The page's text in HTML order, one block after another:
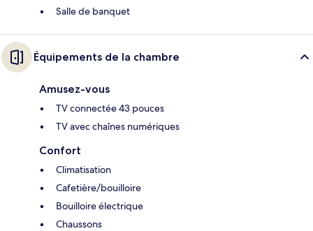
Salle de banquet
Équipements de la chambre
Amusez-vous
TV connectée 43 pouces
TV avec chaînes numériques
Confort
Climatisation
Cafetière/bouilloire
Bouilloire électrique
Chaussons